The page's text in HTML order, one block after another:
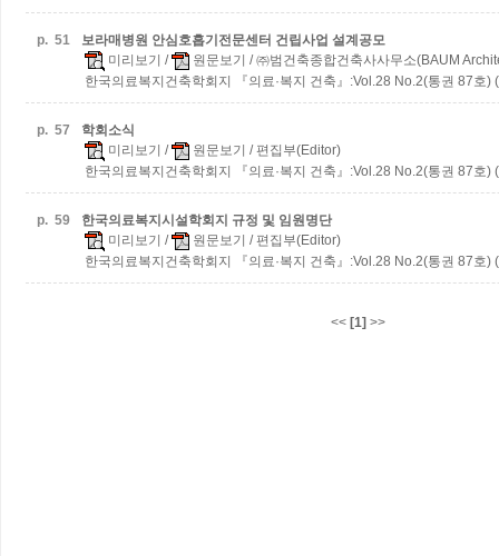
p. 51
보라매병원 안심호흡기전문센터 건립사업 설계공모
미리보기 / 원문보기 / ㈜범건축종합건축사사무소(BAUM
한국의료복지건축학회지 『의료·복지 건축』:Vol.28 No.2(통권 87호)
p. 57
학회소식
미리보기 / 원문보기 / 편집부(Editor)
한국의료복지건축학회지 『의료·복지 건축』:Vol.28 No.2(통권 87호)
p. 59
한국의료복지시설학회지 규정 및 임원명단
미리보기 / 원문보기 / 편집부(Editor)
한국의료복지건축학회지 『의료·복지 건축』:Vol.28 No.2(통권 87호)
<< [1] >>